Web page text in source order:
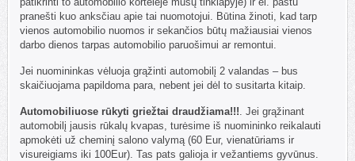
pranešti kuo anksčiau apie tai nuomotojui. Būtina žinoti, kad tarp
vienos automobilio nuomos ir sekančios būtų mažiausiai vienos
darbo dienos tarpas automobilio paruošimui ar remontui.
Jei nuomininkas vėluoja grąžinti automobilį 2 valandas – bus
skaičiuojama papildoma para, nebent jei dėl to susitarta kitaip.
Automobiliuose rūkyti griežtai draudžiama!!!. Jei grąžinant
automobilį jausis rūkalų kvapas, turėsime iš nuomininko reikalauti
apmokėti už cheminį salono valymą (60 Eur, vienatūriams ir
visureigiams iki 100Eur). Tas pats galioja ir vežantiems gyvūnus.